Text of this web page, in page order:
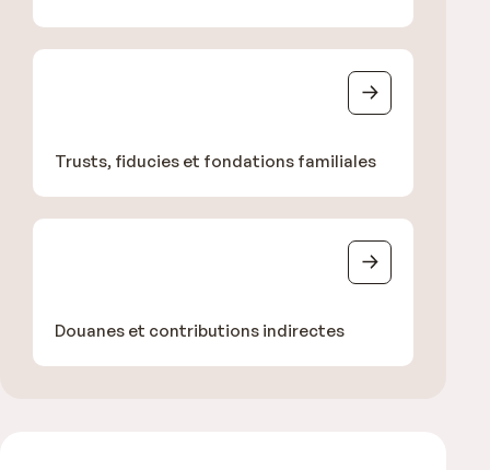
Trusts, fiducies et fondations familiales
Douanes et contributions indirectes